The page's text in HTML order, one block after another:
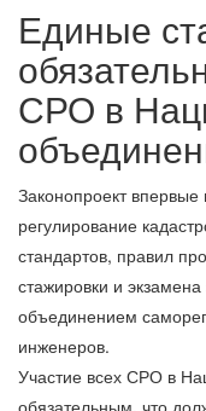
Единые
СРО в
Законопроект
регулирование
стандартов, правил
стажировки и
объединением
инженеров.
Участие всех СРО в
обязательным, что